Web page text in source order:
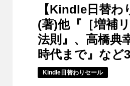
【Kindle日替
(著)他『［増補
法則』、高橋典
時代まで』など
Kindle日替わりセール